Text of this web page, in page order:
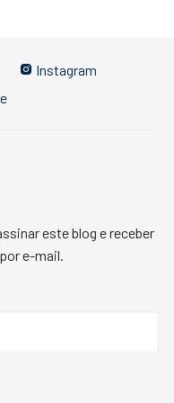
Instagram
este blog e receber
e-mail.